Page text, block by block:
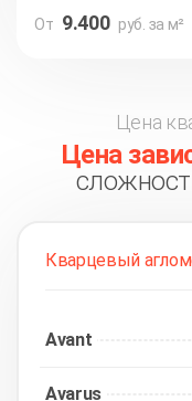
От 9.400 руб. за м²
Цена
Цена
Кварцевый
Avant
Avarus